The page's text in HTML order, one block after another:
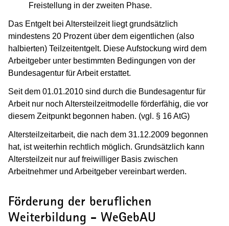
Freistellung in der zweiten Phase.
Das Entgelt bei Altersteilzeit liegt grundsätzlich
mindestens 20 Prozent über dem eigentlichen (also
halbierten) Teilzeitentgelt. Diese Aufstockung wird dem
Arbeitgeber unter bestimmten Bedingungen von der
Bundesagentur für Arbeit erstattet.
Seit dem 01.01.2010 sind durch die Bundesagentur für
Arbeit nur noch Altersteilzeitmodelle förderfähig, die vor
diesem Zeitpunkt begonnen haben. (vgl. § 16 AtG)
Altersteilzeitarbeit, die nach dem 31.12.2009 begonnen
hat, ist weiterhin rechtlich möglich. Grundsätzlich kann
Altersteilzeit nur auf freiwilliger Basis zwischen
Arbeitnehmer und Arbeitgeber vereinbart werden.
Förderung der beruflichen
Weiterbildung - WeGebAU